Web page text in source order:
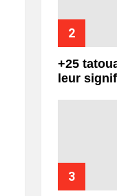
+25
leur